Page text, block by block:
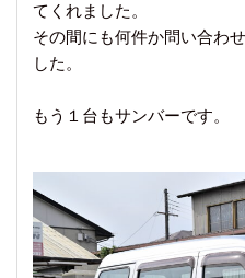
てくれました。
その間にも何件か問い合わ
した。
もう１台もサンバーです。